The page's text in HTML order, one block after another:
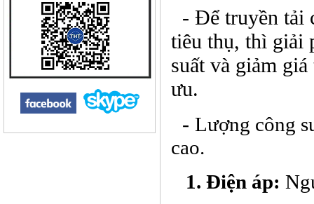
- Để truyền tải
tiêu thụ, thì giải
suất và giảm
ưu.
- Lượng công
cao.
1. Điện áp: